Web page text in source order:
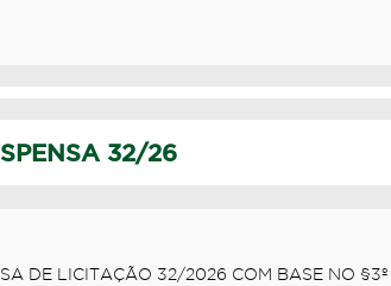
32/26
DE LICITAÇÃO 32/2026 COM BASE NO